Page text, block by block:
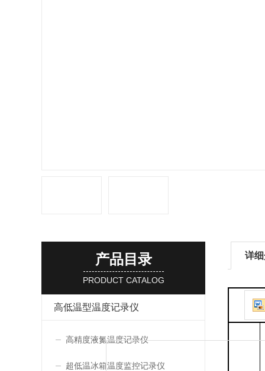
产品目录
PRODUCT CATALOG
高低温型温度记录仪
高精度液氮温度记录仪
超低温冰箱温度监控记录仪
详